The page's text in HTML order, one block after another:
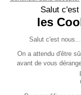
Disponibilité :